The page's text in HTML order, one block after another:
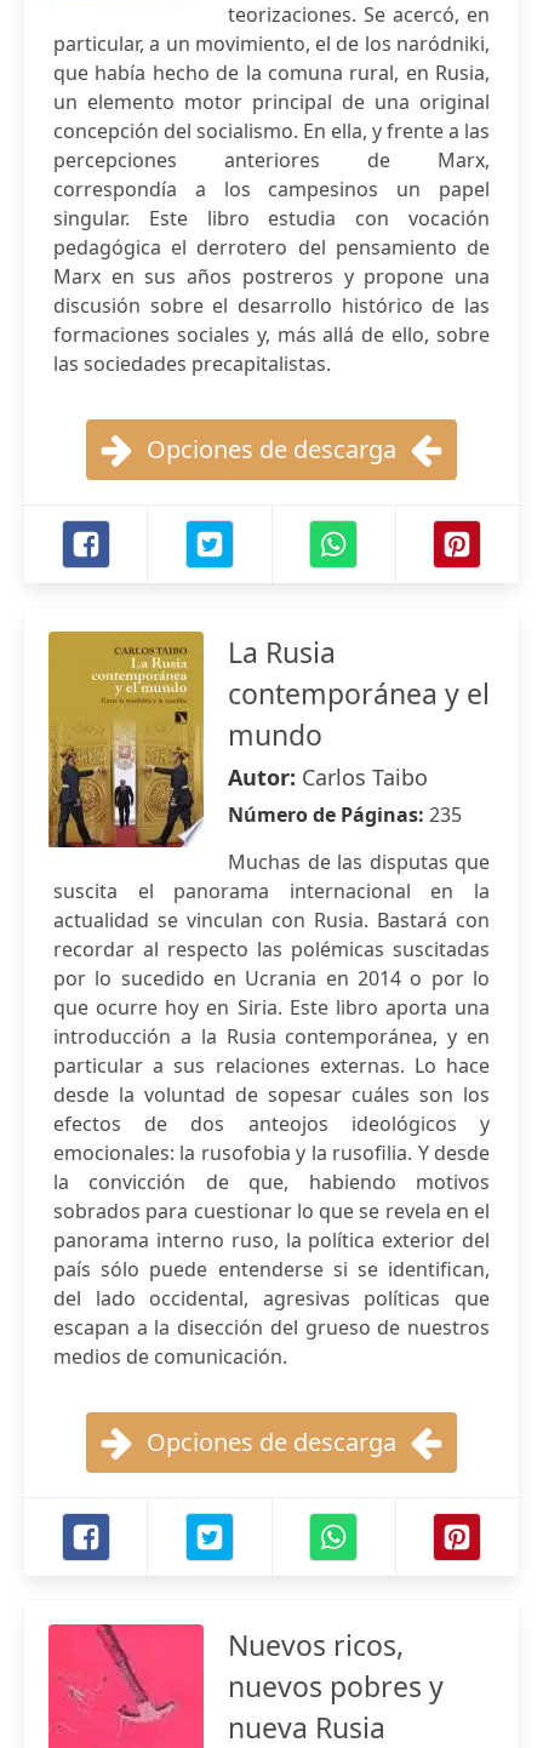
teorizaciones. Se acercó, en
particular, a un movimiento, el de los naródniki,
que había hecho de la comuna rural, en Rusia,
un elemento motor principal de una original
concepción del socialismo. En ella, y frente a las
percepciones anteriores de Marx,
correspondía a los campesinos un papel
singular. Este libro estudia con vocación
pedagógica el derrotero del pensamiento de
Marx en sus años postreros y propone una
discusión sobre el desarrollo histórico de las
formaciones sociales y, más allá de ello, sobre
las sociedades precapitalistas.
Opciones de descarga
La Rusia
contemporánea y el
mundo
Autor: Carlos Taibo
Número de Páginas: 235
Muchas de las disputas que
suscita el panorama internacional en la
actualidad se vinculan con Rusia. Bastará con
recordar al respecto las polémicas suscitadas
por lo sucedido en Ucrania en 2014 o por lo
que ocurre hoy en Siria. Este libro aporta una
introducción a la Rusia contemporánea, y en
particular a sus relaciones externas. Lo hace
desde la voluntad de sopesar cuáles son los
efectos de dos anteojos ideológicos y
emocionales: la rusofobia y la rusofilia. Y desde
la convicción de que, habiendo motivos
sobrados para cuestionar lo que se revela en el
panorama interno ruso, la política exterior del
país sólo puede entenderse si se identifican,
del lado occidental, agresivas políticas que
escapan a la disección del grueso de nuestros
medios de comunicación.
Opciones de descarga
Nuevos ricos,
nuevos pobres y
nueva Rusia